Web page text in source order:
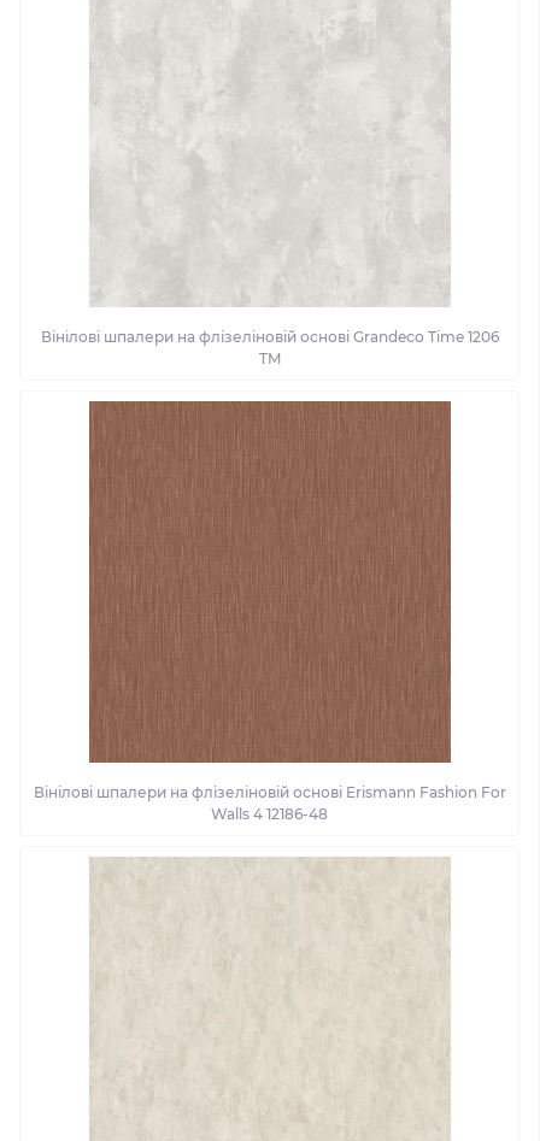
Вінілові шпалери на флізеліновій основі Grandeco Time 1206
TM
Вінілові шпалери на флізеліновій основі Erismann Fashion For
Walls 4 12186-48